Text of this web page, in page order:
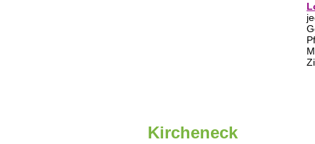
Kircheneck